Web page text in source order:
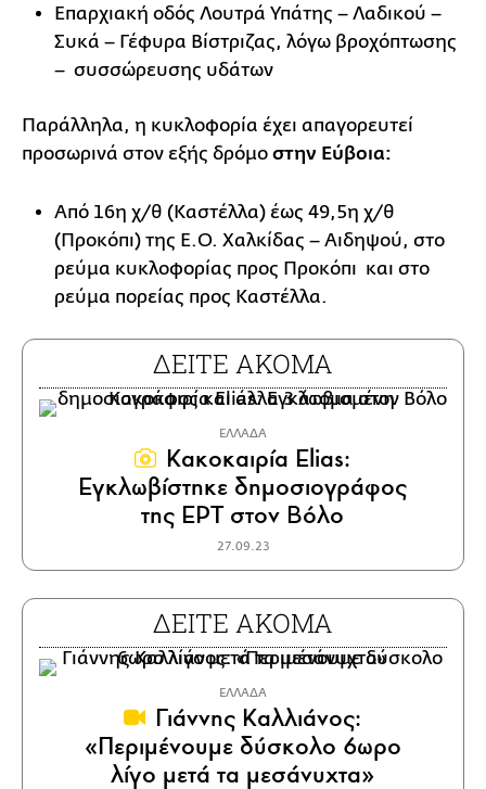
Επαρχιακή οδός Λουτρά Υπάτης – Λαδικού –
Συκά – Γέφυρα Βίστριζας, λόγω βροχόπτωσης
– συσσώρευσης υδάτων
Παράλληλα, η κυκλοφορία έχει απαγορευτεί
προσωρινά στον εξής δρόμο στην Εύβοια:
Από 16η χ/θ (Καστέλλα) έως 49,5η χ/θ
(Προκόπι) της Ε.Ο. Χαλκίδας – Αιδηψού, στο
ρεύμα κυκλοφορίας προς Προκόπι και στο
ρεύμα πορείας προς Καστέλλα.
ΔΕΙΤΕ ΑΚΟΜΑ
ΕΛΛΑΔΑ
Κακοκαιρία Elias:
Εγκλωβίστηκε δημοσιογράφος
της ΕΡΤ στον Βόλο
27.09.23
ΔΕΙΤΕ ΑΚΟΜΑ
ΕΛΛΑΔΑ
Γιάννης Καλλιάνος:
«Περιμένουμε δύσκολο 6ωρο
λίγο μετά τα μεσάνυχτα»